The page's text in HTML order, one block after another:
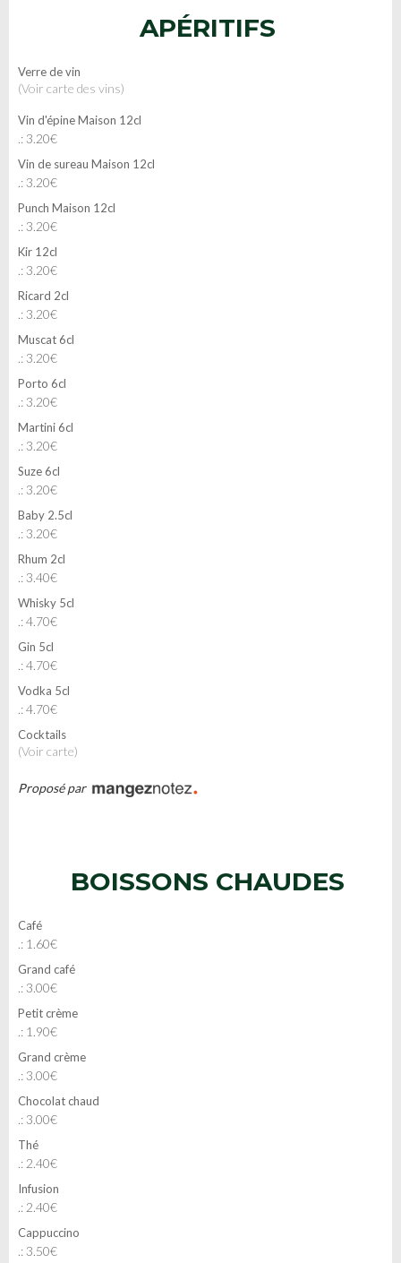
APÉRITIFS
Verre de vin
(Voir carte des vins)
Vin d'épine Maison 12cl
.: 3.20€
Vin de sureau Maison 12cl
.: 3.20€
Punch Maison 12cl
.: 3.20€
Kir 12cl
.: 3.20€
Ricard 2cl
.: 3.20€
Muscat 6cl
.: 3.20€
Porto 6cl
.: 3.20€
Martini 6cl
.: 3.20€
Suze 6cl
.: 3.20€
Baby 2.5cl
.: 3.20€
Rhum 2cl
.: 3.40€
Whisky 5cl
.: 4.70€
Gin 5cl
.: 4.70€
Vodka 5cl
.: 4.70€
Cocktails
(voir carte)
Proposé par
BOISSONS CHAUDES
Café
.: 1.60€
Grand café
.: 3.00€
Petit crème
.: 1.90€
Grand crème
.: 3.00€
Chocolat chaud
.: 3.00€
Thé
.: 2.40€
Infusion
.: 2.40€
Cappuccino
.: 3.50€